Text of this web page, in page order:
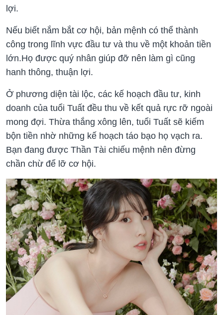
lợi.
Nếu biết nắm bắt cơ hội, bản mệnh có thể thành
công trong lĩnh vực đầu tư và thu về một khoản tiền
lớn.Họ được quý nhân giúp đỡ nên làm gì cũng
hanh thông, thuận lợi.
Ở phương diện tài lộc, các kế hoạch đầu tư, kinh
doanh của tuổi Tuất đều thu về kết quả rực rỡ ngoài
mong đợi. Thừa thắng xông lên, tuổi Tuất sẽ kiếm
bộn tiền nhờ những kế hoạch táo bạo họ vạch ra.
Bạn đang được Thần Tài chiếu mệnh nên đừng
chần chừ để lỡ cơ hội.